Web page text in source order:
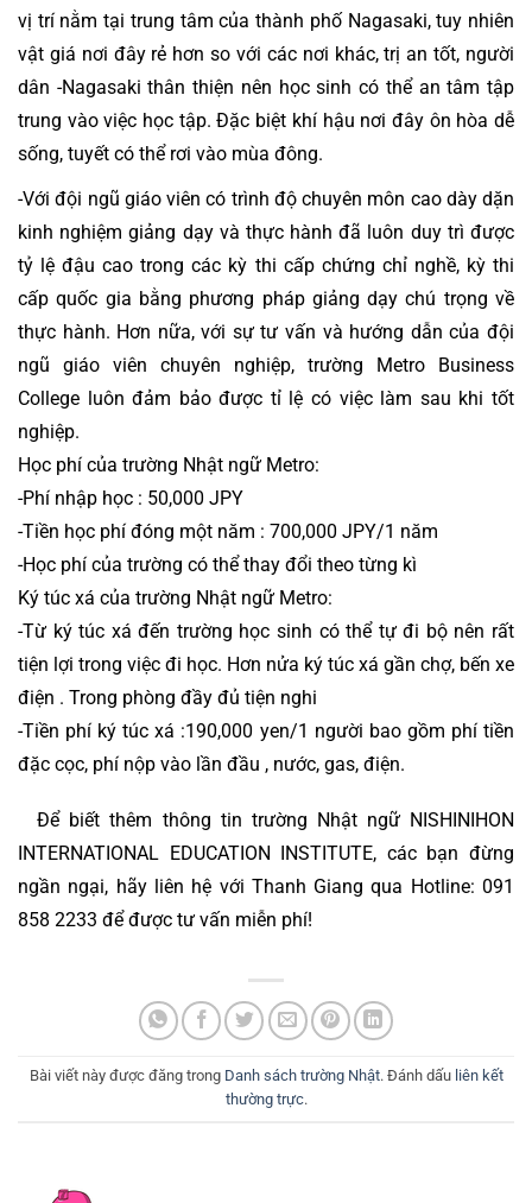
vị trí nằm tại trung tâm của thành phố Nagasaki, tuy nhiên
vật giá nơi đây rẻ hơn so với các nơi khác, trị an tốt, người
dân -Nagasaki thân thiện nên học sinh có thể an tâm tập
trung vào việc học tập. Đặc biệt khí hậu nơi đây ôn hòa dễ
sống, tuyết có thể rơi vào mùa đông.
-Với đội ngũ giáo viên có trình độ chuyên môn cao dày dặn
kinh nghiệm giảng dạy và thực hành đã luôn duy trì được
tỷ lệ đậu cao trong các kỳ thi cấp chứng chỉ nghề, kỳ thi
cấp quốc gia bằng phương pháp giảng dạy chú trọng về
thực hành. Hơn nữa, với sự tư vấn và hướng dẫn của đội
ngũ giáo viên chuyên nghiệp, trường Metro Business
College luôn đảm bảo được tỉ lệ có việc làm sau khi tốt
nghiệp.
Học phí của trường Nhật ngữ Metro:
-Phí nhập học : 50,000 JPY
-Tiền học phí đóng một năm : 700,000 JPY/1 năm
-Học phí của trường có thể thay đổi theo từng kì
Ký túc xá của trường Nhật ngữ Metro:
-Từ ký túc xá đến trường học sinh có thể tự đi bộ nên rất
tiện lợi trong việc đi học. Hơn nửa ký túc xá gần chợ, bến xe
điện . Trong phòng đầy đủ tiện nghi
-Tiền phí ký túc xá :190,000 yen/1 người bao gồm phí tiền
đặc cọc, phí nộp vào lần đầu , nước, gas, điện.
Để biết thêm thông tin trường Nhật ngữ NISHINIHON
INTERNATIONAL EDUCATION INSTITUTE, các bạn đừng
ngần ngại, hãy liên hệ với Thanh Giang qua Hotline: 091
858 2233 để được tư vấn miễn phí!
Bài viết này được đăng trong Danh sách trường Nhật. Đánh dấu liên kết
thường trực.